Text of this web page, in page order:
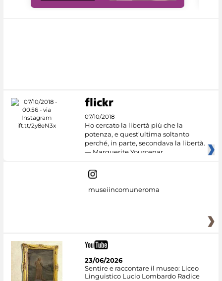
07/10/2018
Ho cercato la libertà più che la
potenza, e quest'ultima soltanto
perché, in parte, secondava la libertà.
— Marguerite Yourcenar
museiincomuneroma
23/06/2026
Sentire e raccontare il museo: Liceo
Linguistico Lucio Lombardo Radice